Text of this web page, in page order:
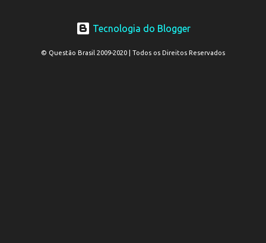
Tecnologia do Blogger
© Questão Brasil 2009-2020 | Todos os Direitos Reservados